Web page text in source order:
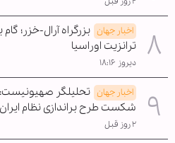
اخبار جهان بزرگراه آرال-خزر؛
ترانزیت اوراسیا
دیروز ۱۸:۱۶
اخبار جهان تحلیلگر
شکست طرح براندازی نظام
۲ روز قبل